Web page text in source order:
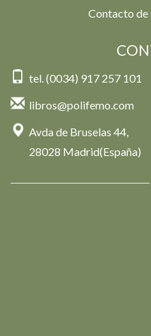
Contacto de
tel. (0034) 917 257 101
libros@polifemo.com
Avda de Bruselas 44,
28028 Madrid(España)